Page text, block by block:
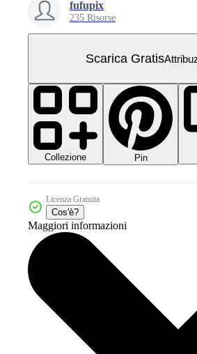
fufupix
235 Risorse
Scarica Gratis
Collezione Pin
Licenza Gratuita
Cos'è?
Maggiori informazioni